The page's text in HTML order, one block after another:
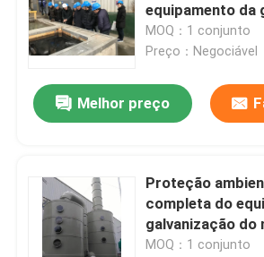
equipamento da
mergulho quente
MOQ：1 conjunto
Preço：Negociável
Melhor preço
Proteção
completa do
galvanização do
quente
MOQ：1 conjunto